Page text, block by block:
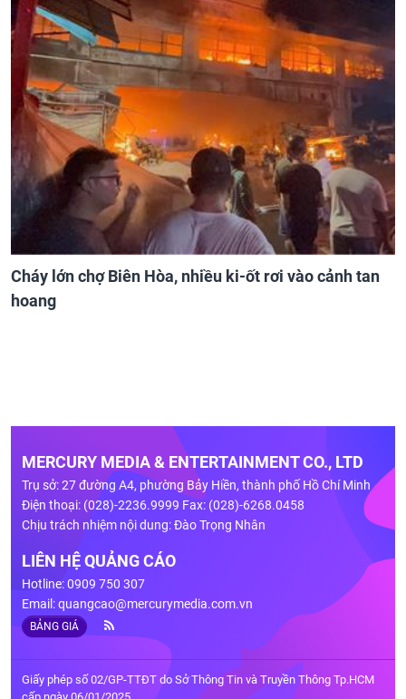
Cháy lớn chợ Biên Hòa, nhiều ki-ốt rơi vào cảnh tan
hoang
MERCURY MEDIA & ENTERTAINMENT CO., LTD
Trụ sở: 27 đường A4, phường Bảy Hiền, thành phố Hồ Chí Minh
Điện thoại: (028)-2236.9999 Fax: (028)-6268.0458
Chịu trách nhiệm nội dung: Đào Trọng Nhân
LIÊN HỆ QUẢNG CÁO
Hotline: 0909 750 307
Email:quangcao@mercurymedia.com.vn
BẢNG GIÁ
Giấy phép số 02/GP-TTĐT do Sở Thông Tin và Truyền Thông Tp.HCM